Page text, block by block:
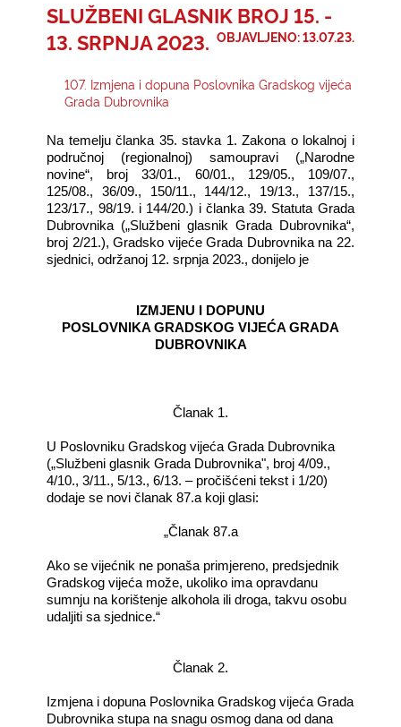
E-USLUGE
SLUŽBENI GLASNIK BROJ 15. -
13. SRPNJA 2023. OBJAVLJENO: 13.07.23.
107. Izmjena i dopuna Poslovnika Gradskog vijeća
Grada Dubrovnika
Na temelju članka 35. stavka 1. Zakona o lokalnoj i
područnoj (regionalnoj) samoupravi („Narodne
novine“, broj 33/01., 60/01., 129/05., 109/07.,
125/08., 36/09., 150/11., 144/12., 19/13., 137/15.,
123/17., 98/19. i 144/20.) i članka 39. Statuta Grada
Dubrovnika („Službeni glasnik Grada Dubrovnika“,
broj 2/21.), Gradsko vijeće Grada Dubrovnika na 22.
sjednici, održanoj 12. srpnja 2023., donijelo je
IZMJENU I DOPUNU
POSLOVNIKA GRADSKOG VIJEĆA GRADA
DUBROVNIKA
Članak 1.
U Poslovniku Gradskog vijeća Grada Dubrovnika
(„Službeni glasnik Grada Dubrovnika", broj 4/09.,
4/10., 3/11., 5/13., 6/13. – pročišćeni tekst i 1/20)
dodaje se novi članak 87.a koji glasi:
„Članak 87.a
Ako se vijećnik ne ponaša primjereno, predsjednik
Gradskog vijeća može, ukoliko ima opravdanu
sumnju na korištenje alkohola ili droga, takvu osobu
udaljiti sa sjednice.“
Članak 2.
Izmjena i dopuna Poslovnika Gradskog vijeća Grada
Dubrovnika stupa na snagu osmog dana od dana